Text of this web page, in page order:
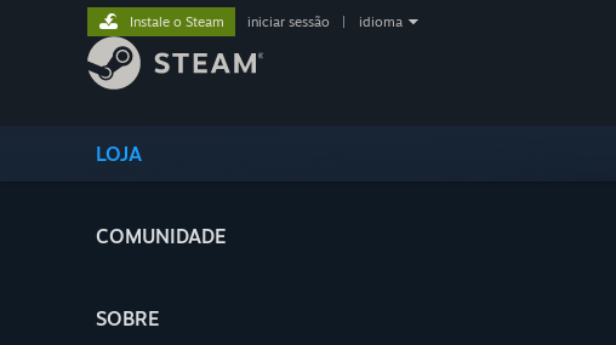
LOJA
COMUNIDADE
SOBRE
Instale o Steam iniciar sessão idioma